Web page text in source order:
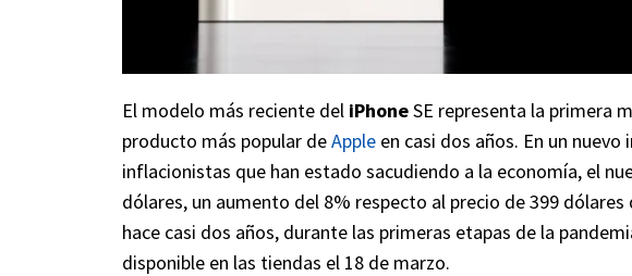
El modelo más reciente del iPhoneSE representa la primera
producto más popular deApple en casi dos años. En un
inflacionistas que han estado sacudiendo a la economía, el
dólares, un aumento del 8% respecto al precio de 399
hace casi dos años, durante las primeras etapas de la
disponible en las tiendas el 18 de marzo.